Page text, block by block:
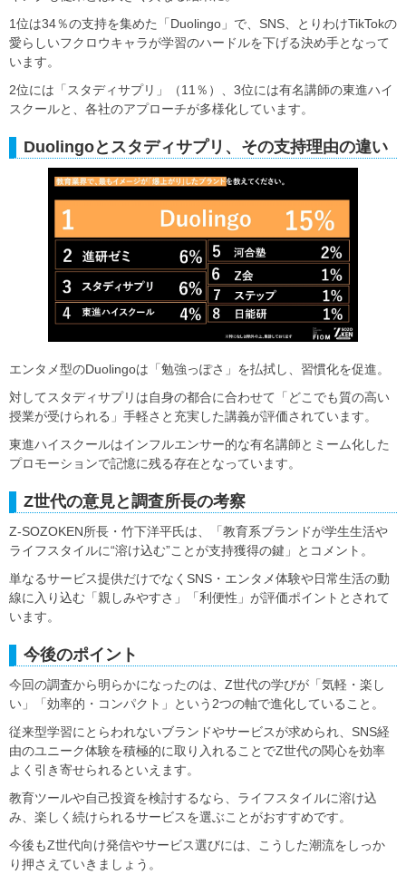
1位は34％の支持を集めた「Duolingo」で、SNS、とりわけTikTokの
愛らしいフクロウキャラが学習のハードルを下げる決め手となって
います。
2位には「スタディサプリ」（11％）、3位には有名講師の東進ハイ
スクールと、各社のアプローチが多様化しています。
Duolingoとスタディサプリ、その支持理由の違い
エンタメ型のDuolingoは「勉強っぽさ」を払拭し、習慣化を促進。
対してスタディサプリは自身の都合に合わせて「どこでも質の高い
授業が受けられる」手軽さと充実した講義が評価されています。
東進ハイスクールはインフルエンサー的な有名講師とミーム化した
プロモーションで記憶に残る存在となっています。
Z世代の意見と調査所長の考察
Z-SOZOKEN所長・竹下洋平氏は、「教育系ブランドが学生生活や
ライフスタイルに“溶け込む”ことが支持獲得の鍵」とコメント。
単なるサービス提供だけでなくSNS・エンタメ体験や日常生活の動
線に入り込む「親しみやすさ」「利便性」が評価ポイントとされて
います。
今後のポイント
今回の調査から明らかになったのは、Z世代の学びが「気軽・楽し
い」「効率的・コンパクト」という2つの軸で進化していること。
従来型学習にとらわれないブランドやサービスが求められ、SNS経
由のユニーク体験を積極的に取り入れることでZ世代の関心を効率
よく引き寄せられるといえます。
教育ツールや自己投資を検討するなら、ライフスタイルに溶け込
み、楽しく続けられるサービスを選ぶことがおすすめです。
今後もZ世代向け発信やサービス選びには、こうした潮流をしっか
り押さえていきましょう。